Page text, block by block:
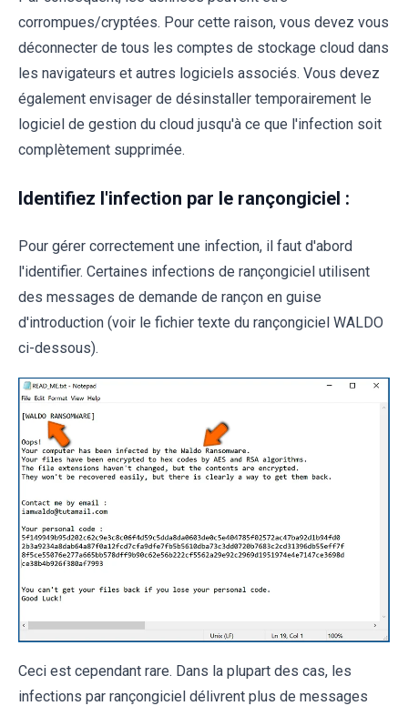
corrompues/cryptées. Pour cette raison, vous devez vous
déconnecter de tous les comptes de stockage cloud dans
les navigateurs et autres logiciels associés. Vous devez
également envisager de désinstaller temporairement le
logiciel de gestion du cloud jusqu'à ce que l'infection soit
complètement supprimée.
Identifiez l'infection par le rançongiciel :
Pour gérer correctement une infection, il faut d'abord
l'identifier. Certaines infections de rançongiciel utilisent
des messages de demande de rançon en guise
d'introduction (voir le fichier texte du rançongiciel WALDO
ci-dessous).
Ceci est cependant rare. Dans la plupart des cas, les
infections par rançongiciel délivrent plus de messages